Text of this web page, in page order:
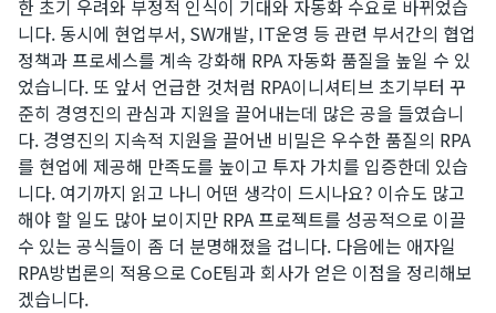
한 초기 우려와 부정적 인식이 기대와 자동화 수요로 바뀌었습
니다. 동시에 현업부서, SW개발, IT운영 등 관련 부서간의 협업
정책과 프로세스를 계속 강화해 RPA 자동화 품질을 높일 수 있
었습니다. 또 앞서 언급한 것처럼 RPA이니셔티브 초기부터 꾸
준히 경영진의 관심과 지원을 끌어내는데 많은 공을 들였습니
다. 경영진의 지속적 지원을 끌어낸 비밀은 우수한 품질의 RPA
를 현업에 제공해 만족도를 높이고 투자 가치를 입증한데 있습
니다. 여기까지 읽고 나니 어떤 생각이 드시나요? 이슈도 많고
해야 할 일도 많아 보이지만 RPA 프로젝트를 성공적으로 이끌
수 있는 공식들이 좀 더 분명해졌을 겁니다. 다음에는 애자일
RPA방법론의 적용으로 CoE팀과 회사가 얻은 이점을 정리해보
겠습니다.